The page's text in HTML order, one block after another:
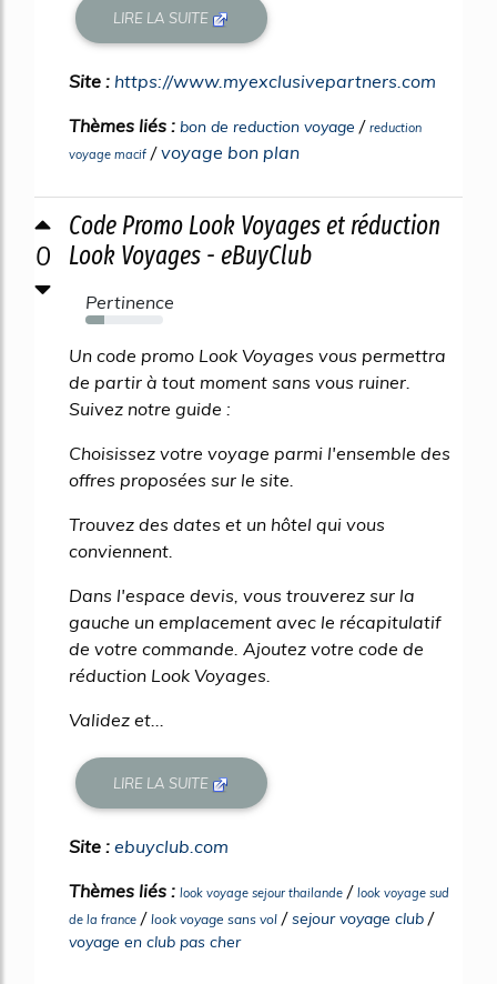
LIRE LA SUITE
Site : https://www.myexclusivepartners.com
Thèmes liés : bon de reduction voyage / reduction
voyage macif /voyage bon plan
0
Code Promo Look Voyages et réduction
Look Voyages - eBuyClub
Pertinence
24%
Un code promo Look Voyages vous permettra
de partir à tout moment sans vous ruiner.
Suivez notre guide :
Choisissez votre voyage parmi l'ensemble des
offres proposées sur le site.
Trouvez des dates et un hôtel qui vous
conviennent.
Dans l'espace devis, vous trouverez sur la
gauche un emplacement avec le récapitulatif
de votre commande. Ajoutez votre code de
réduction Look Voyages.
Validez et...
LIRE LA SUITE
Site : ebuyclub.com
Thèmes liés : look voyage sejour thailande / look voyage sud
de la france / look voyage sans vol /sejour voyage club /
voyage en club pas cher